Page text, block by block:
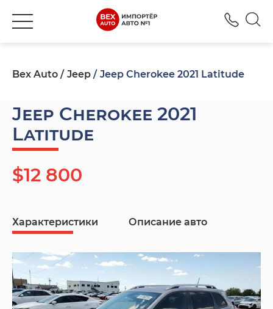
Bex Auto Jeep Jeep Cherokee 2021 Latitude
Jeep Cherokee 2021
Latitude
$12 800
Характеристики Описание авто